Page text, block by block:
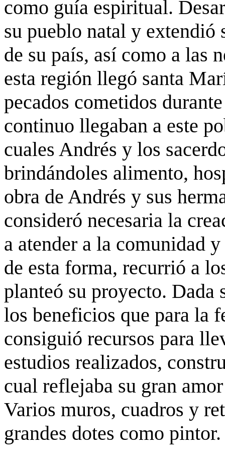
como guía espiritual.
su pueblo natal y extendió
de su país, así como a las
esta región llegó santa
pecados cometidos
continuo llegaban a este
cuales Andrés y los
brindándoles alimento,
obra de Andrés y sus
consideró necesaria la
a atender a la comunidad
de esta forma, recurrió a
planteó su proyecto.
los beneficios que para la
consiguió recursos para
estudios realizados,
cual reflejaba su gran
Varios muros, cuadros y
grandes dotes como